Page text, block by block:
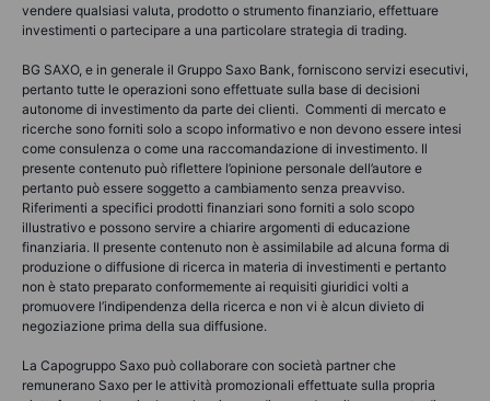
vendere qualsiasi valuta, prodotto o strumento finanziario, effettuare
investimenti o partecipare a una particolare strategia di trading.
BG SAXO, e in generale il Gruppo Saxo Bank, forniscono servizi esecutivi,
pertanto tutte le operazioni sono effettuate sulla base di decisioni
autonome di investimento da parte dei clienti. Commenti di mercato e
ricerche sono forniti solo a scopo informativo e non devono essere intesi
come consulenza o come una raccomandazione di investimento. Il
presente contenuto può riflettere l’opinione personale dell’autore e
pertanto può essere soggetto a cambiamento senza preavviso.
Riferimenti a specifici prodotti finanziari sono forniti a solo scopo
illustrativo e possono servire a chiarire argomenti di educazione
finanziaria. Il presente contenuto non è assimilabile ad alcuna forma di
produzione o diffusione di ricerca in materia di investimenti e pertanto
non è stato preparato conformemente ai requisiti giuridici volti a
promuovere l’indipendenza della ricerca e non vi è alcun divieto di
negoziazione prima della sua diffusione.
La Capogruppo Saxo può collaborare con società partner che
remunerano Saxo per le attività promozionali effettuate sulla propria